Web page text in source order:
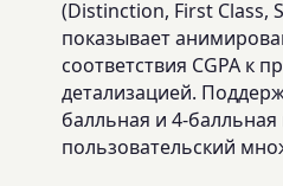
(Distinction, First Class,
показывает
соответствия CGPA к
детализацией.
балльная и 4-
пользовательский